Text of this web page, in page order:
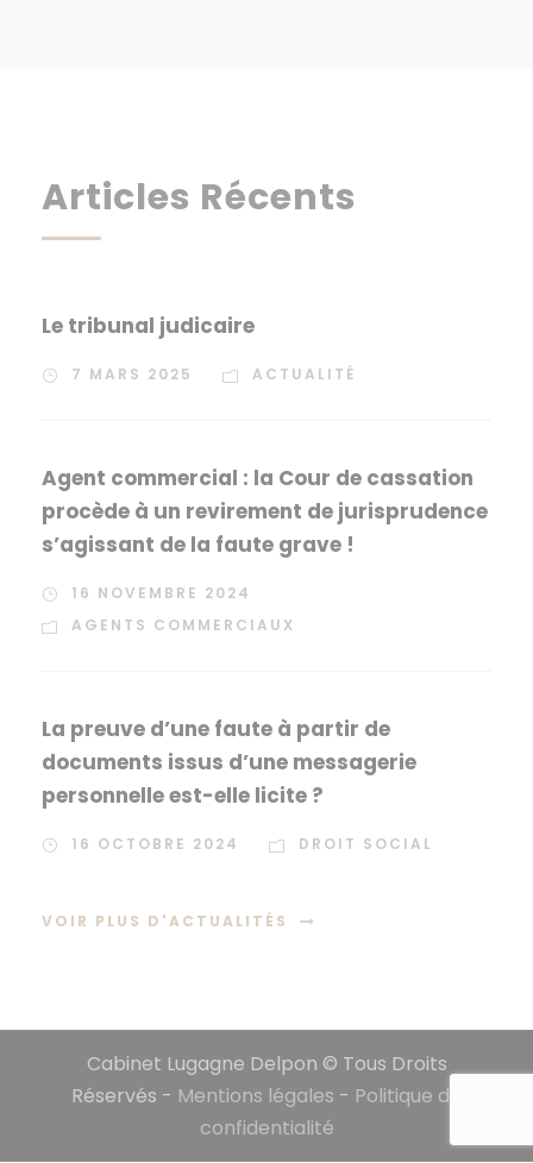
Articles Récents
Le tribunal judicaire
7 MARS 2025 ACTUALITÉ
Agent commercial : la Cour de cassation
procède à un revirement de jurisprudence
s’agissant de la faute grave !
16 NOVEMBRE 2024
AGENTS COMMERCIAUX
La preuve d’une faute à partir de
documents issus d’une messagerie
personnelle est-elle licite ?
16 OCTOBRE 2024 DROIT SOCIAL
VOIR PLUS D'ACTUALITÉS
Cabinet Lugagne Delpon © Tous Droits
Réservés - Mentions légales - Politique de
confidentialité